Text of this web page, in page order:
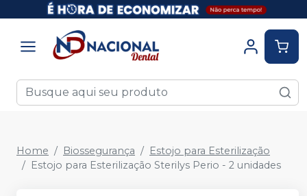
Home Biossegurança
Estojo para Esterilização
Estojo para Esterilização Sterilys Perio - 2 unidades